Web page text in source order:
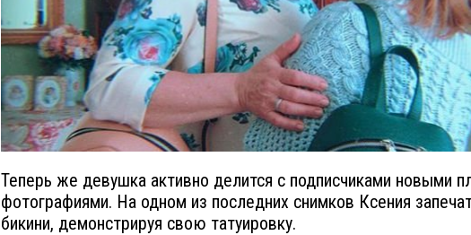
Теперь же девушка активно делится с подписчиками новыми
фотографиями. На одном из последних снимков Ксения
бикини, демонстрируя свою татуировку.